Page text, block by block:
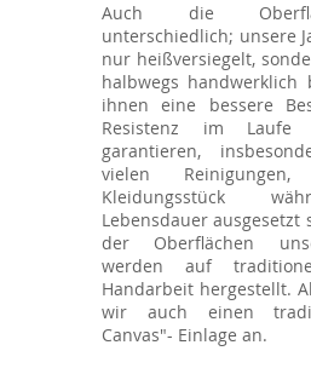
Auch die
unterschiedlich; unsere
nur heißversiegelt,
halbwegs handwerklich
ihnen eine bessere
Resistenz im
garantieren,
vielen
Kleidungsstück
Lebensdauer ausgesetzt
der Oberflächen
werden auf
Handarbeit hergestellt.
wir auch einen
Canvas"- Einlage an.